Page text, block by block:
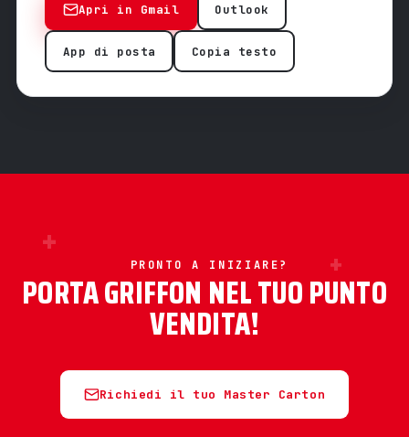
Apri in Gmail Outlook
App di posta Copia testo
+ +
PRONTO A INIZIARE?
PORTA GRIFFON NEL TUO PUNTO
VENDITA!
Richiedi il tuo Master Carton